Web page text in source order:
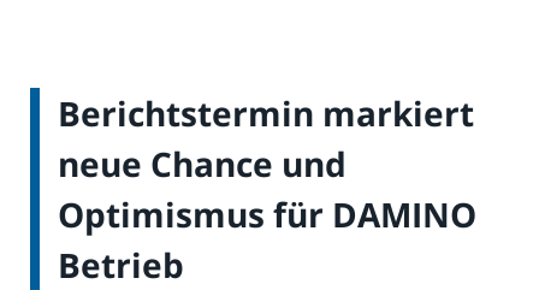
Berichtstermin markiert
neue Chance und
Optimismus für DAMINO
Betrieb